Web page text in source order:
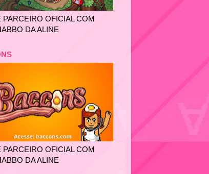
PARCEIRO OFICIAL COM
DA ALINE
PARCEIRO OFICIAL COM
DA ALINE